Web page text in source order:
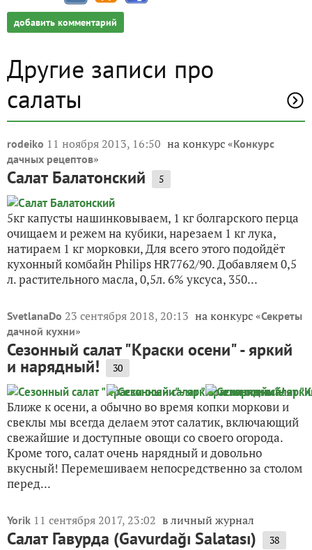
добавить комментарий
Другие записи про
салаты
rodeiko 11 ноября 2013, 16:50 на конкурс «Конкурс
дачных рецептов»
Салат Балатонский 5
5кг капусты нашинковываем, 1 кг болгарского перца
очищаем и режем на кубики, нарезаем 1 кг лука,
натираем 1 кг морковки, Для всего этого подойдёт
кухонный комбайн Philips HR7762/90. Добавляем 0,5
л. растительного масла, 0,5л. 6% уксуса, 350...
SvetlanaDo 23 сентября 2018, 20:13 на конкурс «Секреты
дачной кухни»
Сезонный салат "Краски осени" - яркий
и нарядный! 30
Ближе к осени, а обычно во время копки моркови и
свеклы мы всегда делаем этот салатик, включающий
свежайшие и доступные овощи со своего огорода.
Кроме того, салат очень нарядный и довольно
вкусный! Перемешиваем непосредственно за столом
перед...
Yorik 11 сентября 2017, 23:02 в личный журнал
Салат Гавурда (Gavurdağı Salatası) 38